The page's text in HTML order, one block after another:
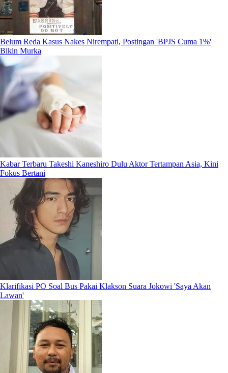
Belum Reda Kasus Nakes Nirempati, Postingan 'BPJS Cuma 1%'
Bikin Murka
Kabar Terbaru Takeshi Kaneshiro Dulu Aktor Tertampan Asia, Kini
Fokus Bertani
Klarifikasi PO Soal Bus Pakai Klakson Suara Jokowi 'Saya Akan
Lawan'